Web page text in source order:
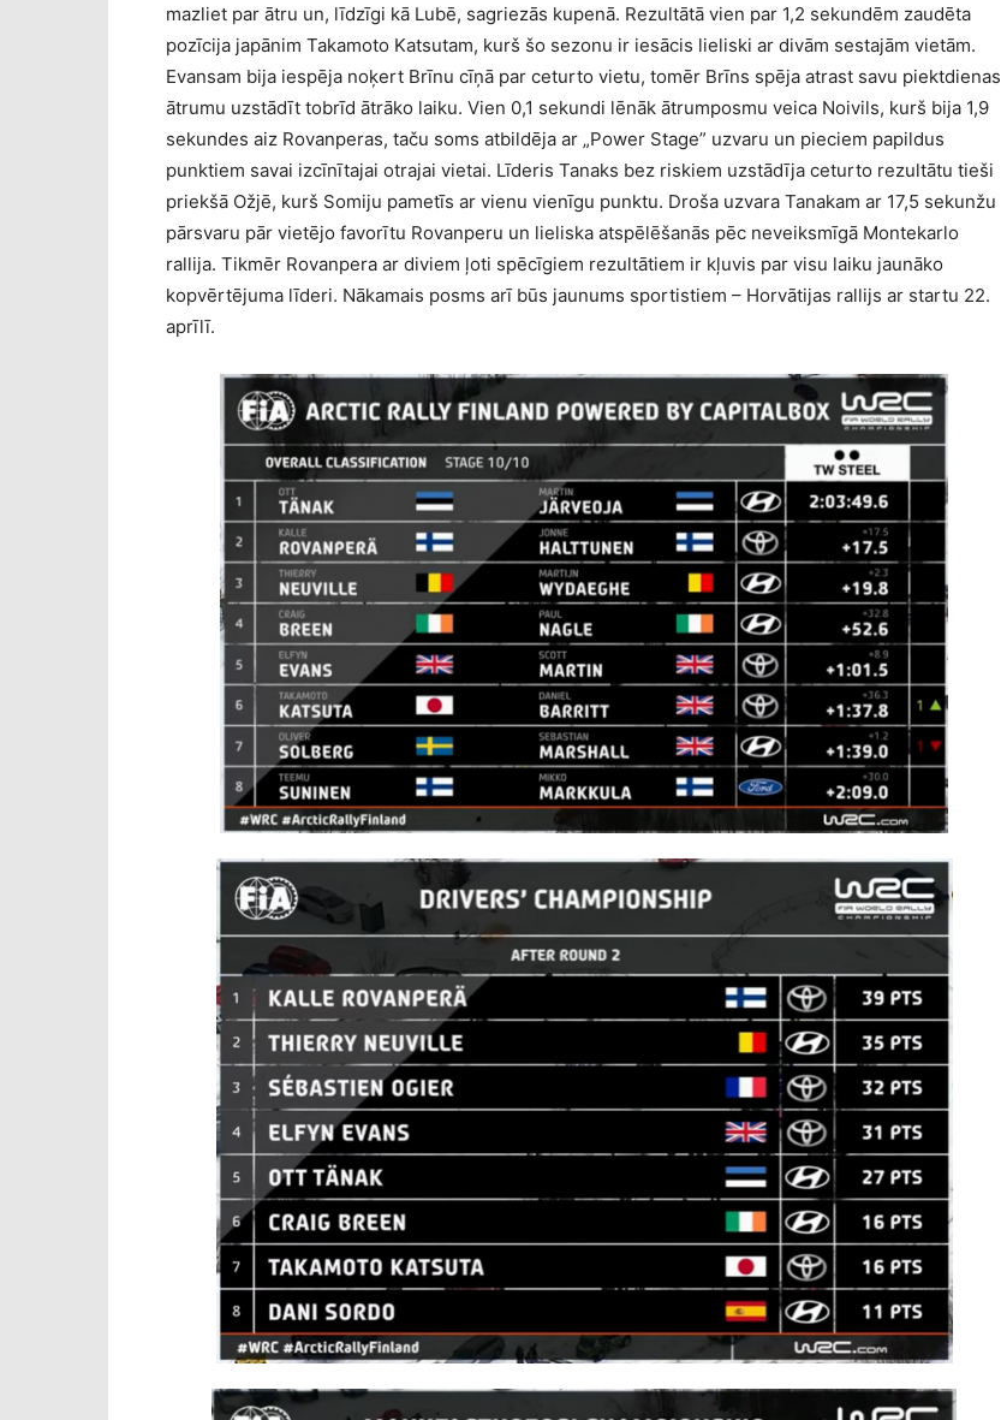
mazliet par ātru un, līdzīgi kā Lubē, sagriezās kupenā. Rezultātā vien par 1,2 sekundēm zaudēta
pozīcija japānim Takamoto Katsutam, kurš šo sezonu ir iesācis lieliski ar divām sestajām vietām.
Evansam bija iespēja noķert Brīnu cīņā par ceturto vietu, tomēr Brīns spēja atrast savu piektdienas
ātrumu uzstādīt tobrīd ātrāko laiku. Vien 0,1 sekundi lēnāk ātrumposmu veica Noivils, kurš bija 1,9
sekundes aiz Rovanperas, taču soms atbildēja ar „Power Stage” uzvaru un pieciem papildus
punktiem savai izcīnītajai otrajai vietai. Līderis Tanaks bez riskiem uzstādīja ceturto rezultātu tieši
priekšā Ožjē, kurš Somiju pametīs ar vienu vienīgu punktu. Droša uzvara Tanakam ar 17,5 sekunžu
pārsvaru pār vietējo favorītu Rovanperu un lieliska atspēlēšanās pēc neveiksmīgā Montekarlo
rallija. Tikmēr Rovanpera ar diviem ļoti spēcīgiem rezultātiem ir kļuvis par visu laiku jaunāko
kopvērtējuma līderi. Nākamais posms arī būs jaunums sportistiem – Horvātijas rallijs ar startu 22.
aprīlī.